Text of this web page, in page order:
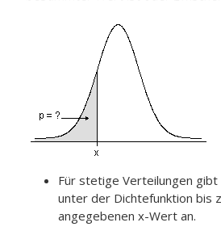
Für stetige Verteilungen gibt
unter der Dichtefunktion bis
angegebenen x-Wert an.